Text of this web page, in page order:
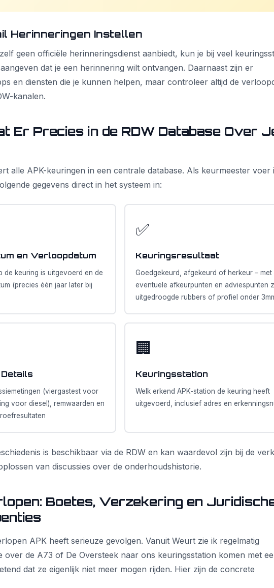
Herinneringen Instellen
geen officiële herinneringsdienst aanbiedt, kun je bij veel
dat je een herinnering wilt ontvangen. Daarnaast zijn er
en diensten die je kunnen helpen, maar controleer altijd de
kanalen.
Er Precies in de RDW Database Over
alle APK-keuringen in een centrale database. Als keurmeester voer
gegevens direct in het systeem in:
en Verloopdatum
de keuring is uitgevoerd en de
(precies één jaar later bij
✅
Keuringsresultaat
Goedgekeurd, afgekeurd of herkeur – met
eventuele afkeurpunten en adviespunten
uitgedroogde rubbers of profiel onder
(viergastest voor
voor diesel), remwaarden en
🏢
Keuringsstation
Welk erkend APK-station de keuring heeft
uitgevoerd, inclusief adres en
is beschikbaar via de RDW en kan waardevol zijn bij de
van discussies over de onderhoudshistorie.
Boetes, Verzekering en
APK heeft serieuze gevolgen. Vanuit Weurt zie ik regelmatig
over de A73 of De Oversteek naar ons keuringsstation komen met
dat ze eigenlijk niet meer mogen rijden. Hier zijn de concrete